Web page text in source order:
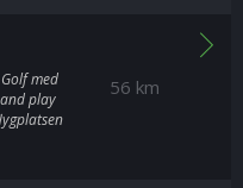
56 km
med
play